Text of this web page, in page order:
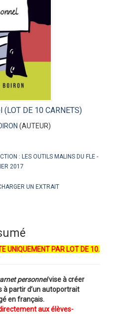
DE 10 CARNETS)
(AUTEUR)
: LES OUTILS MALINS DU FLE
2017
UN EXTRAIT
UNIQUEMENT PAR LOT DE 10.
personnelvise à créer
à partir d’un autoportrait
en français.
aux élèves-